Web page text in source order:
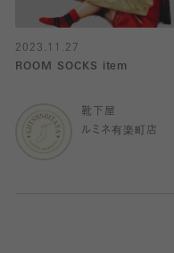
2023.11.27
ROOM SOCKS item
靴下屋
ルミネ有楽町店